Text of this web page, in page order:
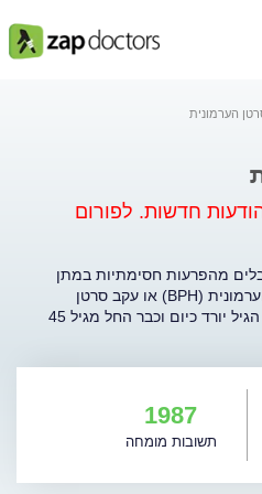
הערמונית
חדשות. לפורום
50 ומעלה סובלים מהפרעות חסימתיות במתן
השתן עקב הגדלה שפירה של הערמונית (BPH) או עקב סרטן
הערמונית (CAP). לצערנו הרב, הגיל יורד כיום וכבר החל מגיל 45
אבל יש הבדל עצום ביניהם, היות
מאד למנוע את המחלה בעיקר
מוקדם ככל האפשר ובשלבים
יכול להציל נפשות. סרטן
הממארת הראשונה בשכיחותה
1987
תשובות מומחה